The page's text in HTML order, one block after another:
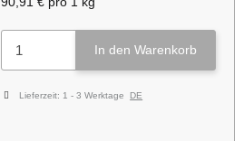
In den Warenkorb
Lieferzeit: 1 - 3 Werktage DE